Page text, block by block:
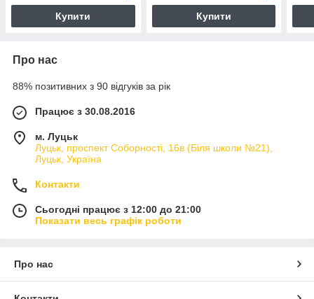
Купити Купити
Про нас
88% позитивних з 90 відгуків за рік
Працює з 30.08.2016
м. Луцьк
Луцьк, проспект Соборності, 16в (Біля школи №21),
Луцьк, Україна
Контакти
Сьогодні працює з 12:00 до 21:00
Показати весь графік роботи
Про нас